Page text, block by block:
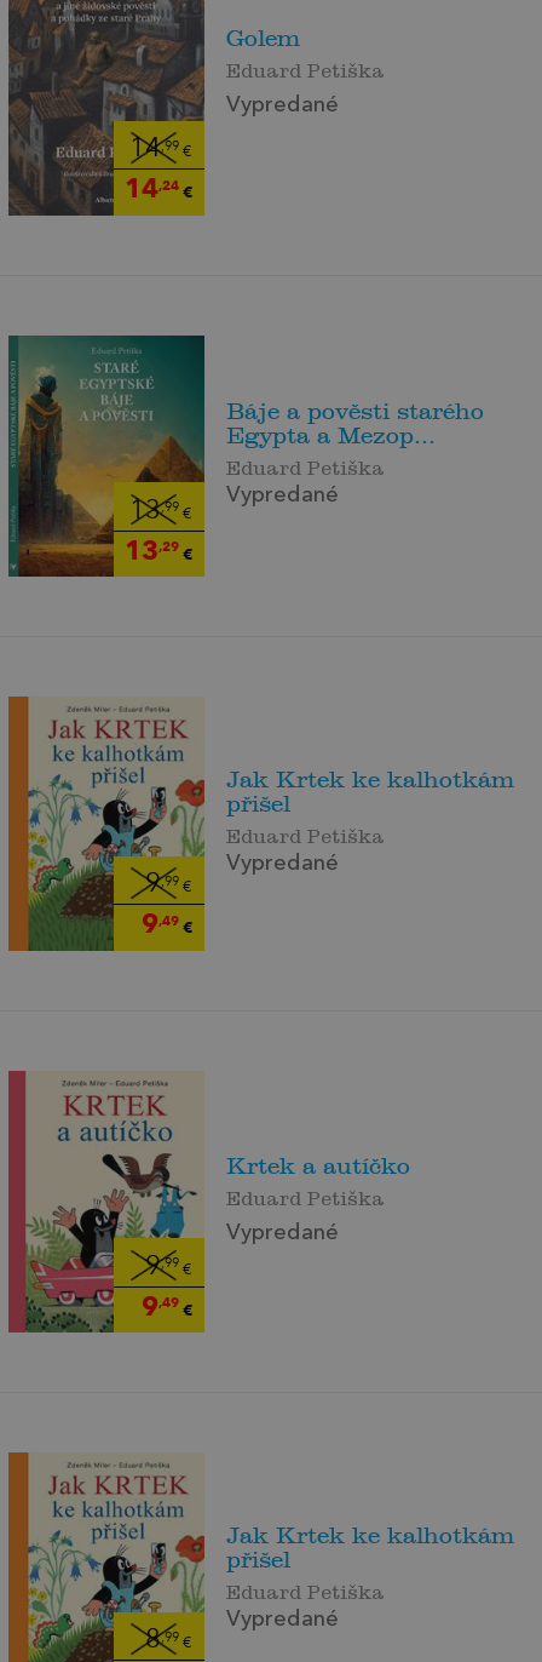
14,99 €
14,24€
Golem
Eduard Petiška
Vypredané
13,99 €
13,29 €
Báje a pověsti starého
Egypta a Mezop...
Eduard Petiška
Vypredané
9,99 €
9,49€
Jak Krtek ke kalhotkám
přišel
Eduard Petiška
Vypredané
9,99 €
9,49 €
Krtek a autíčko
Eduard Petiška
Vypredané
8,99 €
Jak Krtek ke kalhotkám
přišel
Eduard Petiška
Vypredané